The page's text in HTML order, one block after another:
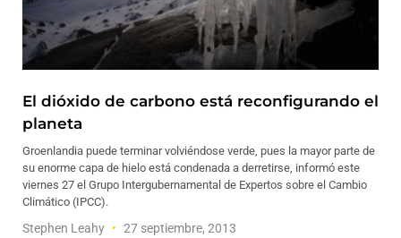
El dióxido de carbono está reconfigurando el
planeta
Groenlandia puede terminar volviéndose verde, pues la mayor parte de
su enorme capa de hielo está condenada a derretirse, informó este
viernes 27 el Grupo Intergubernamental de Expertos sobre el Cambio
Climático (IPCC).
Stephen Leahy 27 septiembre, 2013